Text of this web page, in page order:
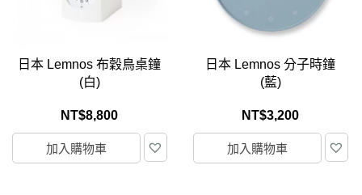
日本 Lemnos 布穀鳥桌鐘
(白)
NT$8,800
加入購物車
日本 Lemnos 分子時鐘
(藍)
NT$3,200
加入購物車